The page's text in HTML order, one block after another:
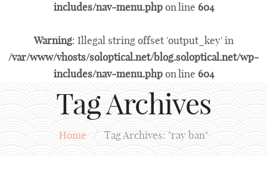
includes/nav-menu.phpon line 604
Warning: Illegal string offset 'output_key' in
/var/www/vhosts/soloptical.net/blog.soloptical.net/wp-
includes/nav-menu.phpon line 604
Tag Archives
Home / Tag Archives: "ray ban"